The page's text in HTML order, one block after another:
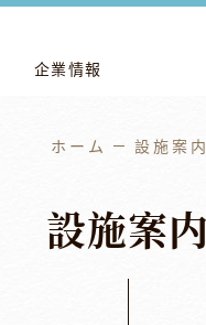
企業情報
ホーム 設施案内
設施案内